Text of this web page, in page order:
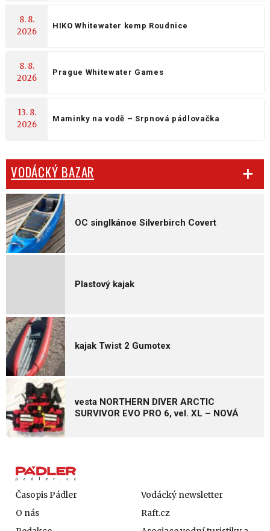
8. 8.
2026
HIKO Whitewater kemp Roudnice
8. 8.
2026
Prague Whitewater Games
13. 8.
2026
Maminky na vodě – Srpnová pádlovačka
VODÁCKÝ BAZAR
OC singlkánoe Silverbirch Covert
Plastový kajak
kajak Twist 2 Gumotex
vesta NORTHERN DIVER ARCTIC
SURVIVOR EVO PRO 6, vel. XL – NOVÁ
Časopis Pádler
O nás
Vodácký newsletter
Raft.cz